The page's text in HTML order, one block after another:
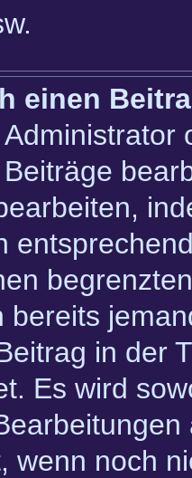
einen
bereits
in der
Es wird
wenn noch